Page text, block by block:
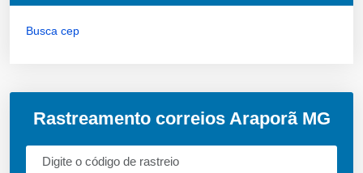
Busca cep
Rastreamento correios Araporã MG